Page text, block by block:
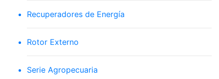
Recuperadores de Energía
Rotor Externo
Serie Agropecuaria